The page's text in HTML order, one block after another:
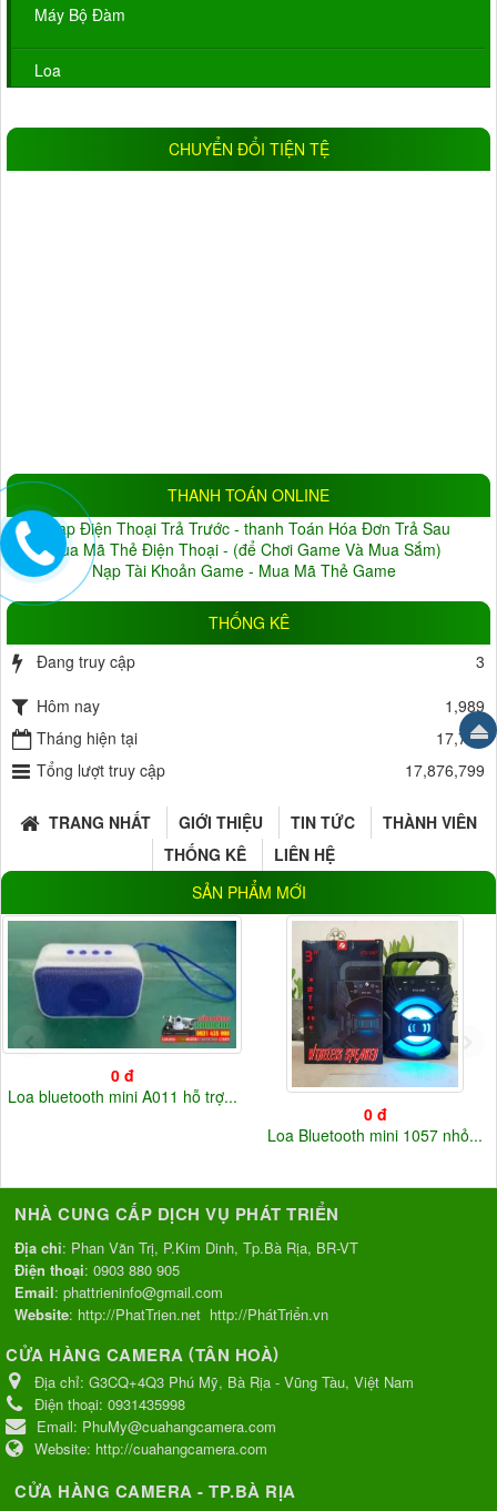
Máy Bộ Đàm
Loa
CHUYỂN ĐỔI TIỆN TỆ
THANH TOÁN ONLINE
Nạp Điện Thoại Trả Trước - thanh Toán Hóa Đơn Trả Sau
Mua Mã Thẻ Điện Thoại - (để Chơi Game Và Mua Sắm)
Nạp Tài Khoản Game - Mua Mã Thẻ Game
THỐNG KÊ
Đang truy cập
3
Hôm nay
1,989
Tháng hiện tại
17,786
Tổng lượt truy cập
17,876,799
TRANG NHẤT GIỚI THIỆU TIN TỨC
THÀNH VIÊN
THỐNG KÊ
LIÊN HỆ
SẢN PHẨM MỚI
0 đ
Loa bluetooth mini A011 hỗ trợ...
0 đ
Loa Bluetooth mini 1057 nhỏ...
NHÀ CUNG CẤP DỊCH VỤ PHÁT TRIỂN
Địa chỉ: Phan Văn Trị, P.Kim Dinh, Tp.Bà Rịa, BR-VT
Điện thoại: 0903 880 905
Email: phattrieninfo@gmail.com
Website: http://PhatTrien.net http://PhátTriển.vn
CỬA HÀNG CAMERA (TÂN HOÀ)
Địa chỉ: G3CQ+4Q3 Phú Mỹ, Bà Rịa - Vũng Tàu, Việt Nam
Điện thoại: 0931435998
Email: PhuMy@cuahangcamera.com
Website: http://cuahangcamera.com
CỬA HÀNG CAMERA - TP.BÀ RỊA